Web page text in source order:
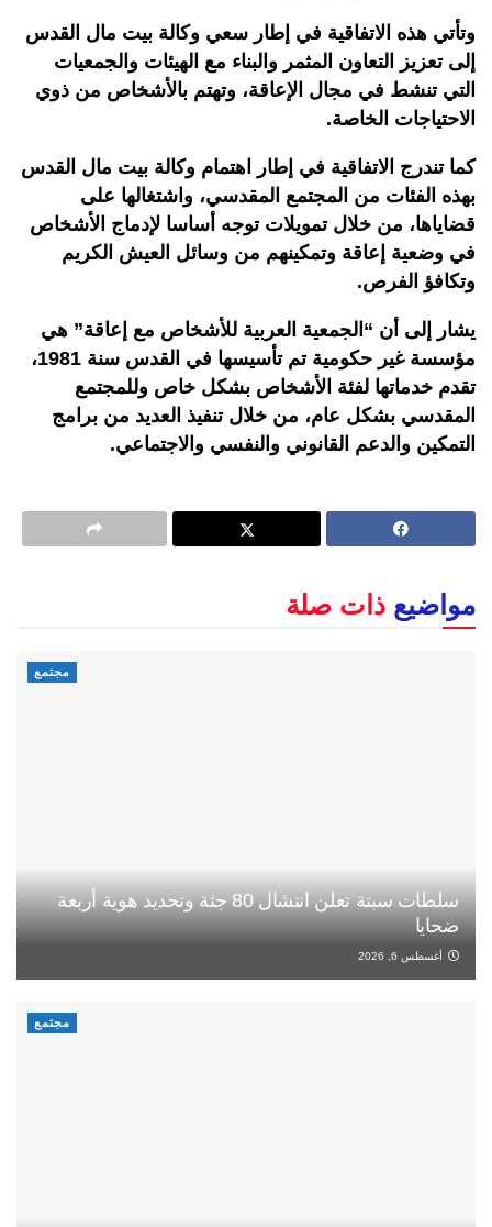
وتأتي هذه الاتفاقية في إطار سعي وكالة بيت مال القدس
إلى تعزيز التعاون المثمر والبناء مع الهيئات والجمعيات
التي تنشط في مجال الإعاقة، وتهتم بالأشخاص من ذوي
الاحتياجات الخاصة.
كما تندرج الاتفاقية في إطار اهتمام وكالة بيت مال القدس
بهذه الفئات من المجتمع المقدسي، واشتغالها على
قضاياها، من خلال تمويلات توجه أساسا لإدماج الأشخاص
في وضعية إعاقة وتمكينهم من وسائل العيش الكريم
وتكافؤ الفرص.
يشار إلى أن “الجمعية العربية للأشخاص مع إعاقة” هي
مؤسسة غير حكومية تم تأسيسها في القدس سنة 1981،
تقدم خدماتها لفئة الأشخاص بشكل خاص وللمجتمع
المقدسي بشكل عام، من خلال تنفيذ العديد من برامج
التمكين والدعم القانوني والنفسي والاجتماعي.
مواضيع ذات صلة
مجتمع
سلطات سبتة تعلن انتشال 80 جثة وتحديد هوية أربعة
ضحايا
أغسطس 6, 2026
مجتمع